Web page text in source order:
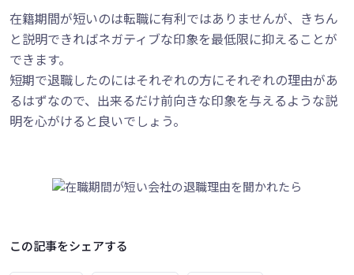
在籍期間が短いのは転職に有利ではありませんが、きちん
と説明できればネガティブな印象を最低限に抑えることが
できます。
短期で退職したのにはそれぞれの方にそれぞれの理由があ
るはずなので、出来るだけ前向きな印象を与えるような説
明を心がけると良いでしょう。
この記事をシェアする